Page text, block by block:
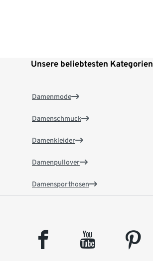
Unsere beliebtesten Kategorien
Damenmode
Damenschmuck
Damenkleider
Damenpullover
Damensporthosen
facebook youtube pinterest